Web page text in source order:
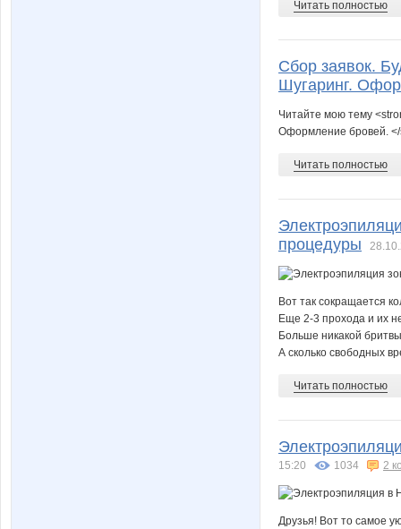
Читать полностью
Сбор заявок.
Шугаринг.
Читайте мою тему
Оформление бровей.
Читать полностью
процедуры
Вот так сокращается
Еще 2-3 прохода и их
Больше никакой
А сколько свободных
Читать полностью
15:20 1034 2
Друзья! Вот то самое